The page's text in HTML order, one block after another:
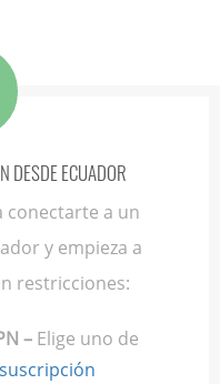
DESDE ECUADOR
conectarte a un
y empieza a
restricciones:
– Elige uno de